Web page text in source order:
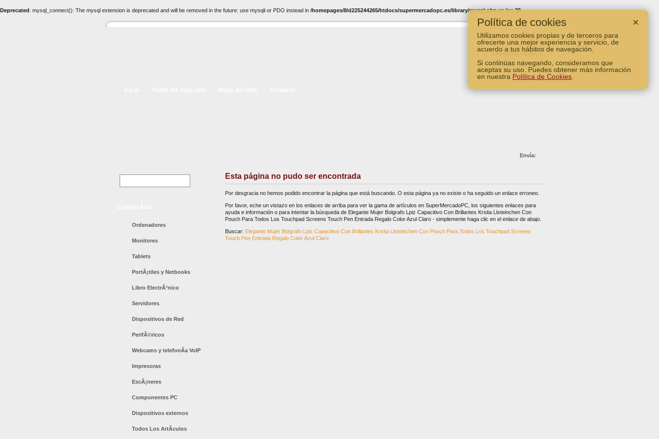
×
Política de cookies
Utilizamos cookies propias y de terceros para
ofrecerte una mejor experiencia y servicio, de
acuerdo a tus hábitos de navegación.
Si continúas navegando, consideramos que
aceptas su uso. Puedes obtener más información
en nuestra Política de Cookies
Deprecated: mysql_connect(): The mysql extension is deprecated and will be removed in the future: use mysqli or PDO instead in /homepages/8/d225244265/htdocs/supermercadopc.es/library/mysql.phpon line29
0 Artículos - 0.00â‚¬
Ver Carro
Envía:
Ordenadores
Monitores
Tablets
PortÃ¡tiles y Netbooks
Libro ElectrÃ³nico
Servidores
Dispositivos de Red
PerifÃ©ricos
Webcams y telefonÃ­a VoIP
Impresoras
EscÃ¡neres
Componentes PC
Dispositivos externos
Todos Los ArtÃ­culos
Esta página no pudo ser encontrada
Por desgracia no hemos podido encontrar la página que está buscando. O esta página ya no existe o ha seguido un enlace erroneo.
Por favor, eche un vistazo en los enlaces de arriba para ver la gama de artículos en SuperMercadoPC, los siguientes enlaces para
ayuda e información o para intentar la búsqueda de Elegante Mujer Bolgrafo Lpiz Capacitivo Con Brillantes Krsita Llsteinchen Con
Pouch Para Todos Los Touchpad Screens Touch Pen Entrada Regalo Color Azul Claro - simplemente haga clic en el enlace de abajo.
Buscar: Elegante Mujer Bolgrafo Lpiz Capacitivo Con Brillantes Krsita Llsteinchen Con Pouch Para Todos Los Touchpad Screens
Touch Pen Entrada Regalo Color Azul Claro